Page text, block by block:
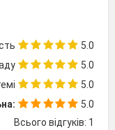
5.0
5.0
5.0
5.0
Всього відгуків: 1